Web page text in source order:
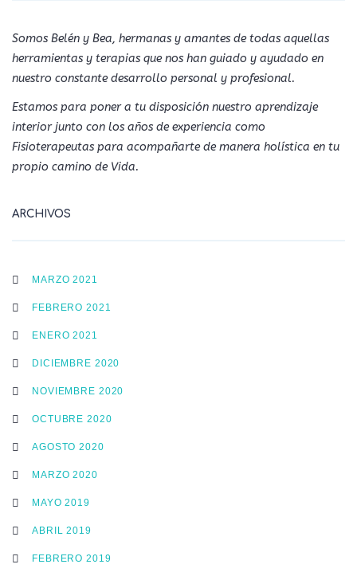
Somos Belén y Bea, hermanas y amantes de todas aquellas
herramientas y terapias que nos han guiado y ayudado en
nuestro constante desarrollo personal y profesional.
Estamos para poner a tu disposición nuestro aprendizaje
interior junto con los años de experiencia como
Fisioterapeutas para acompañarte de manera holística en tu
propio camino de Vida.
ARCHIVOS
MARZO 2021
FEBRERO 2021
ENERO 2021
DICIEMBRE 2020
NOVIEMBRE 2020
OCTUBRE 2020
AGOSTO 2020
MARZO 2020
MAYO 2019
ABRIL 2019
FEBRERO 2019